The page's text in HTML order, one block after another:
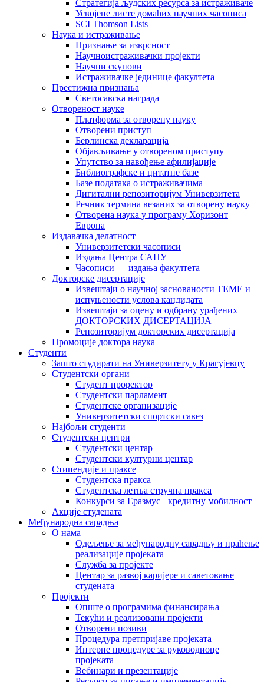
Стратегија људских ресурса за истраживаче
Усвојене листе домаћих научних часописа
SCI Thomson Lists
Наука и истраживање
Признање за изврсност
Научноистраживачки пројекти
Научни скупови
Истраживачке јединице факултета
Престижна признања
Светосавска награда
Отвореност науке
Платформа за отворену науку
Отворени приступ
Берлинска декларација
Објављивање у отвореном приступу
Упутство за навођење афилијације
Библиографске и цитатне базе
Базе података о истраживачима
Дигитални репозиторијум Универзитета
Рeчник термина везаних за отворену науку
Отворена наука у програму Хоризонт
Европа
Издавачка делатност
Универзитетски часописи
Издања Центра САНУ
Часописи — издања факултета
Докторске дисертације
Извештаји о научној заснованости ТЕМЕ и
испуњености услова кандидата
Извештаји за оцену и одбрану урађених
ДОКТОРСКИХ ДИСЕРТАЦИЈА
Репозиторијум докторских дисертација
Промоције доктора наука
Студенти
Зашто студирати на Универзитету у Крагујевцу
Студентски органи
Студент проректор
Студентски парламент
Студентске организације
Универзитетски спортски савез
Најбољи студенти
Студентски центри
Студентски центар
Студентски културни центар
Стипендије и праксе
Студентска пракса
Студентска летња стручна пракса
Конкурси за Еразмус+ кредитну мобилност
Акције студената
Међународна сарадња
О нама
Одељење за међународну сарадњу и праћење
реализације пројеката
Служба за пројекте
Центар за развој каријере и саветовање
студената
Пројекти
Опште о програмима финансирања
Текући и реализовани пројекти
Отворени позиви
Процедура претпријаве пројеката
Интерне процедуре за руководиоце
пројеката
Вебинари и презентације